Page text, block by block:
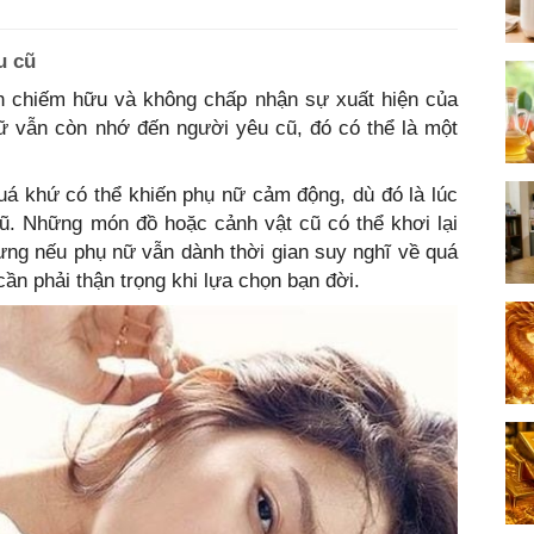
cũ
chiếm hữu và không chấp nhận sự xuất hiện của
vẫn còn nhớ đến người yêu cũ, đó có thể là một
khứ có thể khiến phụ nữ cảm động, dù đó là lúc
Những món đồ hoặc cảnh vật cũ có thể khơi lại
nếu phụ nữ vẫn dành thời gian suy nghĩ về quá
phải thận trọng khi lựa chọn bạn đời.